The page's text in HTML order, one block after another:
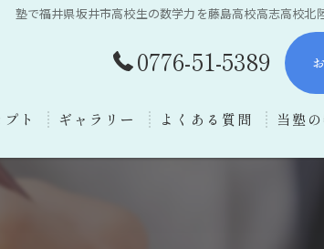
塾で福井県坂井市高校生の数学力を藤島高校高志高校
0776-51-5389
ト ギャラリー よくある質問 当塾